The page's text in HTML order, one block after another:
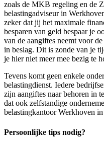
zoals de MKB regeling en de
belastingadviseur in
zeker dat jij het maximale
besparen van geld bespaar je
van de aangiftes neemt voor
in beslag. Dit is zonde van je
je hier niet meer mee bezig te
Tevens komt geen enkele
belastingdienst. Iedere
zijn aangiftes naar behoren in
dat ook zelfstandige
belastingkantoor Werkhoven in
Persoonlijke tips nodig?